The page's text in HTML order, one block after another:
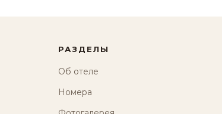
РАЗДЕЛЫ
Об отеле
Номера